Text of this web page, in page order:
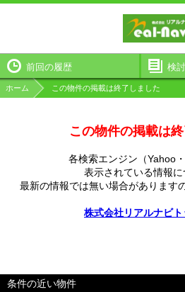
前回の履歴 検
ホーム この物件の掲載は終了しました
この物件の掲載は
各検索エンジン（Yahoo
表示されている情報に
最新の情報では無い場合がありますの
株式会社リアルナビ
条件の近い物件